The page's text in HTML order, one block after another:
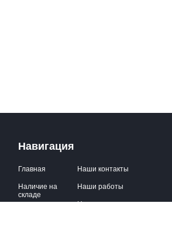
Навигация
Главная
Наличие на
складе
Наши контакты
Наши работы
Новости